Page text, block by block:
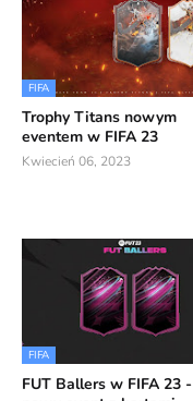
FIFA
Trophy Titans nowym
eventem w FIFA 23
Kwiecień 06, 2023
FIFA
FUT Ballers w FIFA 23 -